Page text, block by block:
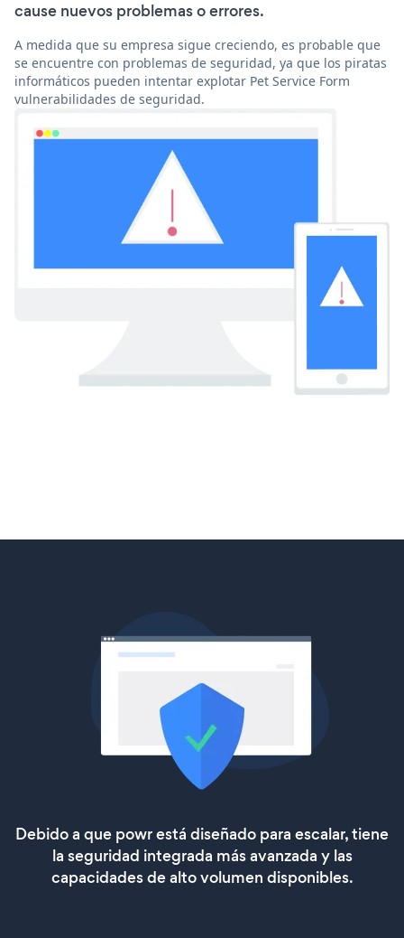
cause nuevos problemas o errores.
A medida que su empresa sigue creciendo, es probable que
se encuentre con problemas de seguridad, ya que los piratas
informáticos pueden intentar explotar Pet Service Form
vulnerabilidades de seguridad.
Debido a que powr está diseñado para escalar, tiene
la seguridad integrada más avanzada y las
capacidades de alto volumen disponibles.